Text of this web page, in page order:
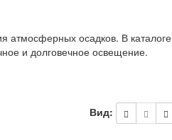
атмосферных осадков. В каталоге
и долговечное освещение.
Вид: